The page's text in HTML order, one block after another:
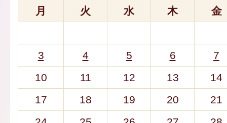
月 火 水 木 金
3 4 5 6
7
10
11 12 13
14
17
18 19 20
21